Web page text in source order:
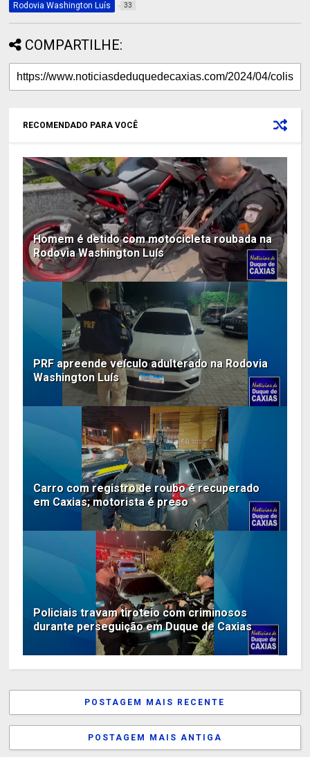
Rodovia Washington Luís 33
COMPARTILHE:
RECOMENDADO PARA VOCÊ
Homem é detido com motocicleta roubada na
Rodovia Washington Luís
PRF apreende veículo adulterado na Rodovia
Washington Luís
Carro com registro de roubo é recuperado
em Caxias; motorista é preso
Policiais travam tiroteio com criminosos
durante perseguição em Duque de Caxias
POSTAGEM MAIS RECENTE
POSTAGEM MAIS ANTIGA